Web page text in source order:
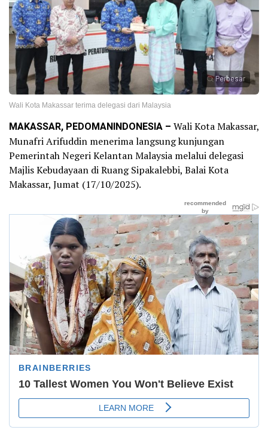
Perbesar
Wali Kota Makassar terima delegasi dari Malaysia
MAKASSAR, PEDOMANINDONESIA – Wali Kota Makassar,
Munafri Arifuddin menerima langsung kunjungan
Pemerintah Negeri Kelantan Malaysia melalui delegasi
Majlis Kebudayaan di Ruang Sipakalebbi, Balai Kota
Makassar, Jumat (17/10/2025).